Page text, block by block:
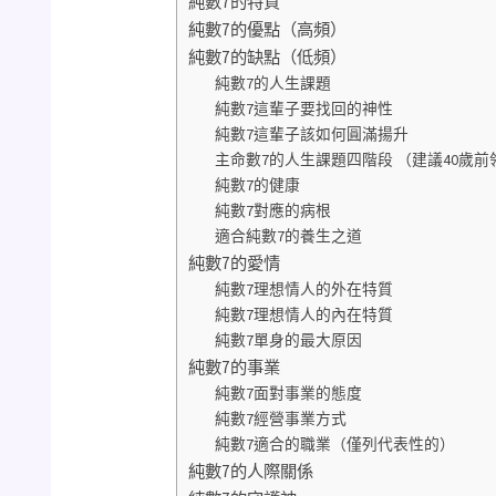
純數7的優點（高頻）
純數7的缺點（低頻）
純數7的人生課題
純數7這輩子要找回的神性
純數7這輩子該如何圓滿揚升
主命數7的人生課題四階段 （建議40歲前
純數7的健康
純數7對應的病根
適合純數7的養生之道
純數7的愛情
純數7理想情人的外在特質
純數7理想情人的內在特質
純數7單身的最大原因
純數7的事業
純數7面對事業的態度
純數7經營事業方式
純數7適合的職業（僅列代表性的）
純數7的人際關係